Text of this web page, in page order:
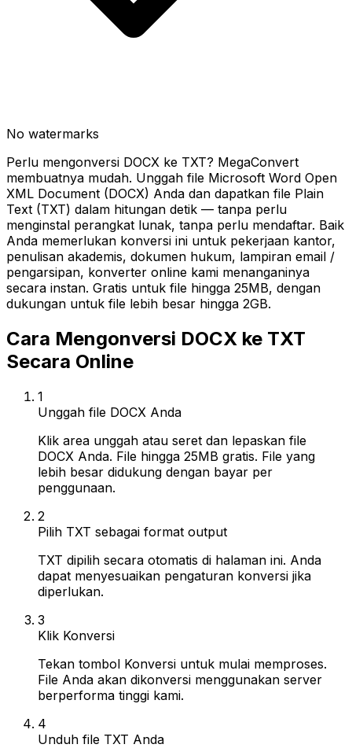
No watermarks
Perlu mengonversi DOCX ke TXT? MegaConvert
membuatnya mudah. Unggah file Microsoft Word Open
XML Document (DOCX) Anda dan dapatkan file Plain
Text (TXT) dalam hitungan detik — tanpa perlu
menginstal perangkat lunak, tanpa perlu mendaftar. Baik
Anda memerlukan konversi ini untuk pekerjaan kantor,
penulisan akademis, dokumen hukum, lampiran email /
pengarsipan, konverter online kami menanganinya
secara instan. Gratis untuk file hingga 25MB, dengan
dukungan untuk file lebih besar hingga 2GB.
Cara Mengonversi DOCX ke TXT
Secara Online
1
Unggah file DOCX Anda
Klik area unggah atau seret dan lepaskan file
DOCX Anda. File hingga 25MB gratis. File yang
lebih besar didukung dengan bayar per
penggunaan.
2
Pilih TXT sebagai format output
TXT dipilih secara otomatis di halaman ini. Anda
dapat menyesuaikan pengaturan konversi jika
diperlukan.
3
Klik Konversi
Tekan tombol Konversi untuk mulai memproses.
File Anda akan dikonversi menggunakan server
berperforma tinggi kami.
4
Unduh file TXT Anda